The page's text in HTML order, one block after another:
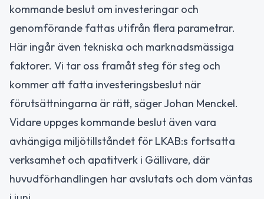
kommande beslut om investeringar och
genomförande fattas utifrån flera parametrar.
Här ingår även tekniska och marknadsmässiga
faktorer. Vi tar oss framåt steg för steg och
kommer att fatta investeringsbeslut när
förutsättningarna är rätt, säger Johan Menckel.
Vidare uppges kommande beslut även vara
avhängiga miljötillståndet för LKAB:s fortsatta
verksamhet och apatitverk i Gällivare, där
huvudförhandlingen har avslutats och dom väntas